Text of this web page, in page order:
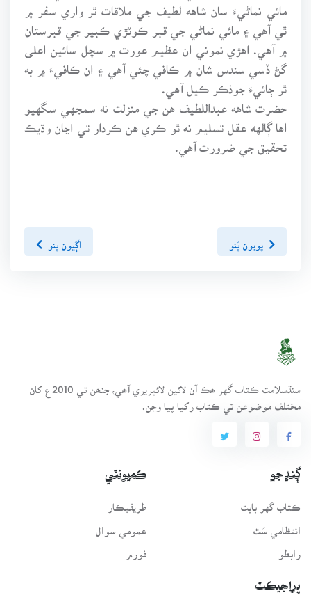
مائي نماڻيءَ سان شاهه لطيف جي ملاقات ٿر واري سفر ۾
ٿي آهي ۽ مائي نماڻي جي قبر ڪوٽڙي ڪبير جي قبرستان
۾ آهي. اهڙي نموني ان عظيم عورت ۾ سچل سائين اعلى
گڻ ڏسي سندس شان ۾ ڪافي چئي آهي ۽ ان ڪافيءَ ۾ به
ٿر ڄائيءَ جوذڪر ڪيل آهي.
حضرت شاهه عبداللطيف هن جي منزلت نه سمجهي سگهيو
اها ڳالهه عقل تسليم نه ٿو ڪري هن ڪردار تي اڃان وڌيڪ
تحقيق جي ضرورت آهي.
پويون پَنو اڳيون پنو
سنڌسلامت ڪتاب گهر ھڪ آن لائين لائبريري آھي، جنھن تي 2010ع کان
مختلف موضوعن تي ڪتاب رکيا پيا وڃن.
ڳنڍجو
ڪتاب گهر بابت
انتظامي سَٿ
رابطو
ڪميونٽي
طريقيڪار
عمومي سوال
فورم
پراجيڪٽ